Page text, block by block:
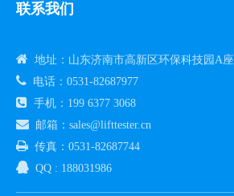
联系我们
 地址：山东济南市高新区环保科技园A座
 电话：0531-82687977
 手机：199 6377 3068
 邮箱：sales@lifttester.cn
 传真：0531-82687744
 QQ : 188031986